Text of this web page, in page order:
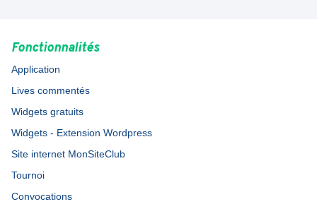
Fonctionnalités
Application
Lives commentés
Widgets gratuits
Widgets - Extension Wordpress
Site internet MonSiteClub
Tournoi
Convocations